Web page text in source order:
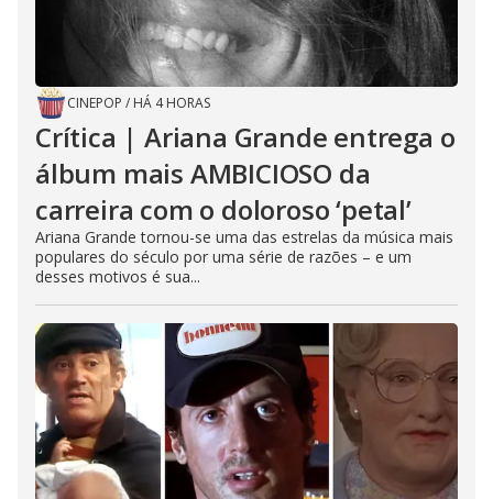
CINEPOP / HÁ 4 HORAS
Crítica | Ariana Grande entrega o
álbum mais AMBICIOSO da
carreira com o doloroso ‘petal’
Ariana Grande tornou-se uma das estrelas da música mais
populares do século por uma série de razões – e um
desses motivos é sua...